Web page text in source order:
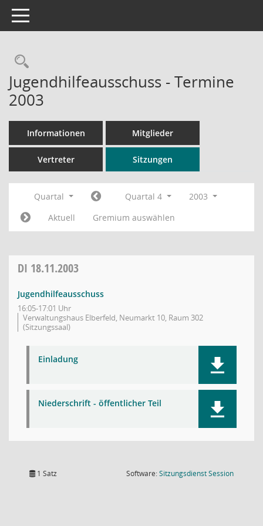
Toggle navigation
Rechercheauswahl
Jugendhilfeausschuss - Termine
2003
Informationen Mitglieder
Vertreter Sitzungen
Quartal Quartal 4
2003
Aktuell
Gremium auswählen
DI 18.11.2003
Jugendhilfeausschuss
16:05-17:01 Uhr
Verwaltungshaus Elberfeld, Neumarkt 10, Raum 302
(Sitzungssaal)
Einladung
Niederschrift - öffentlicher Teil
1 Satz Software:SitzungsdienstSession(Wird in